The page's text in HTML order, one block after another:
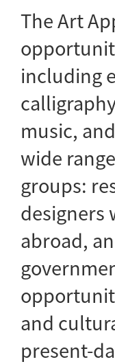
The Art
including
music,
wide
groups:
designers
abroad,
and
present-